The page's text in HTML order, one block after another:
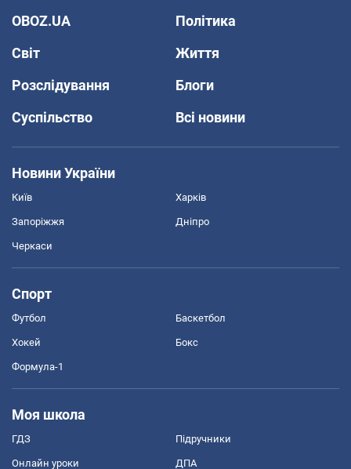
OBOZ.UA
Політика
Світ
Життя
Розслідування
Блоги
Суспільство
Всі новини
Новини України
Київ Харків
Запоріжжя Дніпро
Черкаси
Спорт
Футбол Баскетбол
Хокей Бокс
Формула-1
Моя школа
ГДЗ Підручники
Онлайн уроки ДПА